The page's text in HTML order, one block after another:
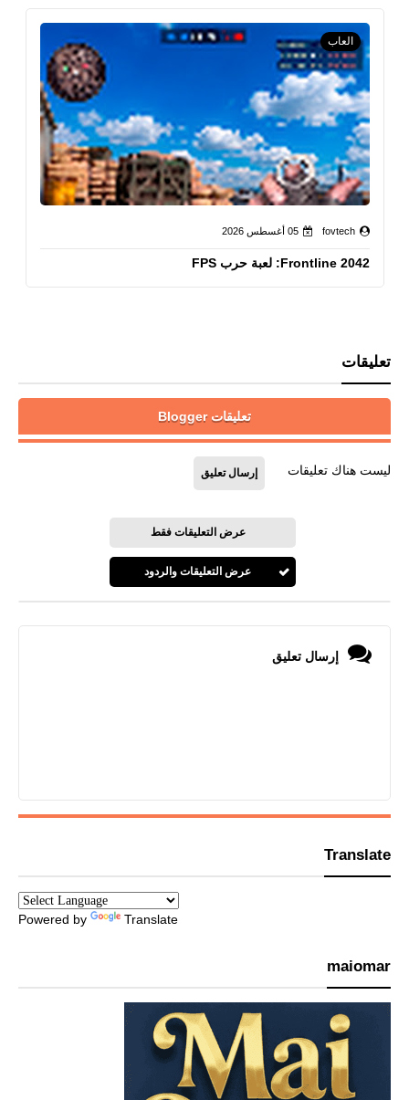
العاب
fovtech 05 أغسطس 2026
Frontline 2042: لعبة حرب FPS
تعليقات
تعليقات Blogger
ليست هناك تعليقات إرسال تعليق
عرض التعليقات فقط
عرض التعليقات والردود
إرسال تعليق
Translate
Powered by Translate
maiomar